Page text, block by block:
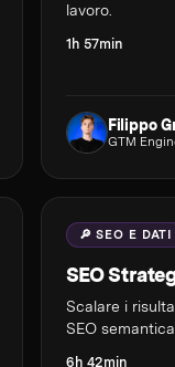
lavoro.
1h 57min
Filippo
GTM
🔎 SEO E DATI
SEO
Scalare i
SEO
6h 42min